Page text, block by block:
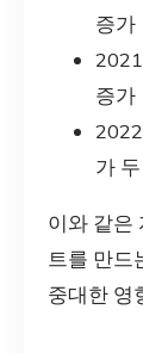
증가
증가
가
이와 같은
트를 만드
중대한 영